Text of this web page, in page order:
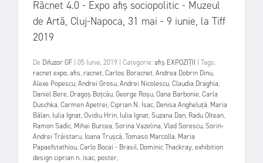
Răcnet 4.0 - Expo afiș sociopolitic - Muzeul
de Artă, Cluj-Napoca, 31 mai - 9 iunie, la Tiff
2019
De Difuzor GF 05 Iunie, 2019 Categorie:afiș EXPOZIȚII
Tags:
racnet expo,afis,racnet,Carlos Boracnet,Andrea Dobrin Dinu,
Alexe Popescu,Andrei Grosu,Andrei Nicolescu,Claudia Draghia,
Daniel Bere, Dragoș Boțcău,George Roșu,Oana Barbonie,Carla
Duschka,Carmen Apetrei,Ciprian N. Isac, Denisa Angheluță, Maria
Bălan, Iulia Ignat,Ovidiu Hrin, Iulia Ignat,Suzana Dan, Radu Oltean,
Ramon Sadîc, Mihai Burcea,Sorina Vazelina,Vlad Sorescu,Sorin-
Andrei Trăistaru, Ioana Trușcă,Tomaso Marcolla, Maria
Papaefstathiou,Carlo Bocai - Brasil, Dominic Thackray,exhibition
design ciprian n. isac,poster,